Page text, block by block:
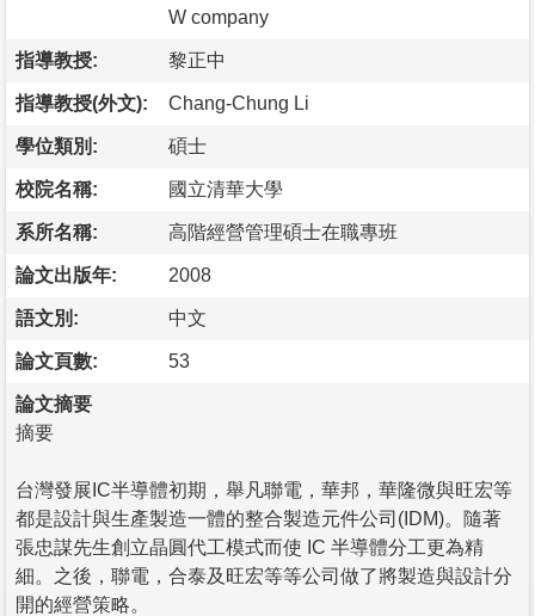
W company
指導教授: 黎正中
指導教授(外文): Chang-Chung Li
學位類別: 碩士
校院名稱: 國立清華大學
系所名稱: 高階經營管理碩士在職專班
論文出版年: 2008
語文別: 中文
論文頁數: 53
論文摘要
摘要
台灣發展IC半導體初期，舉凡聯電，華邦，華隆微與旺宏等
都是設計與生產製造一體的整合製造元件公司(IDM)。隨著
張忠謀先生創立晶圓代工模式而使 IC 半導體分工更為精
細。之後，聯電，合泰及旺宏等等公司做了將製造與設計分
開的經營策略。